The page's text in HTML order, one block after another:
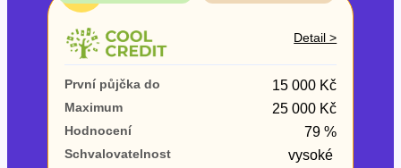
ne
Detail >
První půjčka do 15 000 Kč
Maximum 25 000 Kč
Hodnocení 79 %
Schvalovatelnost vysoké